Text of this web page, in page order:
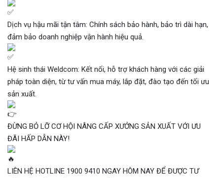
Dịch vụ hậu mãi tận tâm: Chính sách bảo hành, bảo trì dài hạn,
đảm bảo doanh nghiệp vận hành hiệu quả.
Hệ sinh thái Weldcom: Kết nối, hỗ trợ khách hàng với các giải
pháp toàn diện, từ tư vấn mua máy, lắp đặt, đào tạo đến tối ưu
sản xuất.
ĐỪNG BỎ LỠ CƠ HỘI NÂNG CẤP XƯỞNG SẢN XUẤT VỚI ƯU
ĐÃI HẤP DẪN NÀY!
LIÊN HỆ HOTLINE 1900 9410 NGAY HÔM NAY ĐỂ ĐƯỢC TƯ